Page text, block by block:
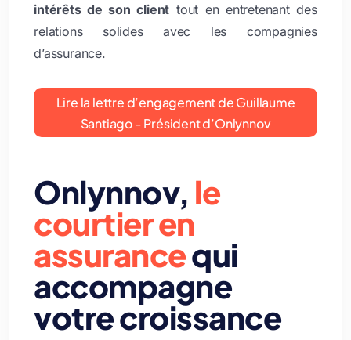
intérêts de son client tout en entretenant des
relations solides avec les compagnies
d’assurance.
Lire la lettre d’engagement de Guillaume
Santiago - Président d’Onlynnov
Onlynnov, le
courtier en
assurancequi
accompagne
votre croissance